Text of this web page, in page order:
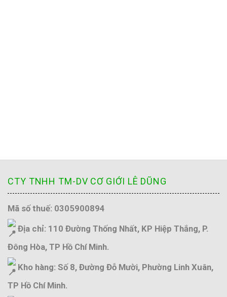
CTY TNHH TM-DV CƠ GIỚI LÊ DŨNG
Mã số thuế: 0305900894
Địa chỉ: 110 Đường Thống Nhất, KP Hiệp Thắng, P.
Đông Hòa, TP Hồ Chí Minh.
Kho hàng: Số 8, Đường Đỗ Mười, Phường Linh Xuân,
TP Hồ Chí Minh.